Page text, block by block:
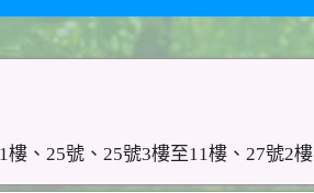
、25號、25號3樓至11樓、27號2